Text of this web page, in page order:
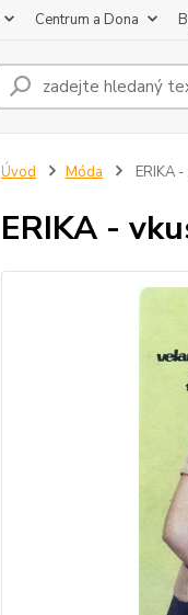
Centrum a Dona
Úvod Móda ERIKA
ERIKA -